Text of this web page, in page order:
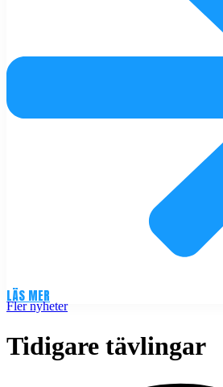
LÄS MER
Fler nyheter
Tidigare tävlingar